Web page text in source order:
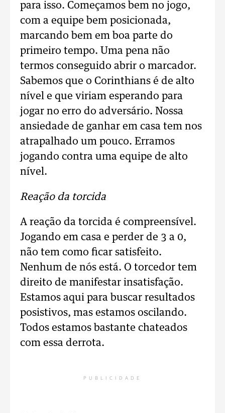
para isso. Começamos bem no jogo,
com a equipe bem posicionada,
marcando bem em boa parte do
primeiro tempo. Uma pena não
termos conseguido abrir o marcador.
Sabemos que o Corinthians é de alto
nível e que viriam esperando para
jogar no erro do adversário. Nossa
ansiedade de ganhar em casa tem nos
atrapalhado um pouco. Erramos
jogando contra uma equipe de alto
nível.
Reação da torcida
A reação da torcida é compreensível.
Jogando em casa e perder de 3 a 0,
não tem como ficar satisfeito.
Nenhum de nós está. O torcedor tem
direito de manifestar insatisfação.
Estamos aqui para buscar resultados
posistivos, mas estamos oscilando.
Todos estamos bastante chateados
com essa derrota.
PUBLICIDADE